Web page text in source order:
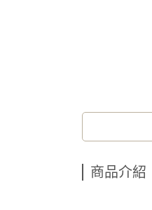
商品介紹